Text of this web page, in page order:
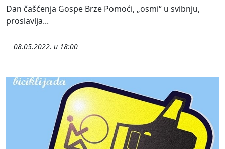
Dan čašćenja Gospe Brze Pomoći, „osmi“ u svibnju,
proslavlja...
08.05.2022. u 18:00